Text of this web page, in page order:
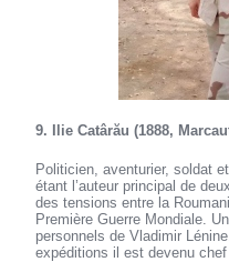
9. Ilie Catârău (1888,
Politicien, aventurier, soldat
étant l’auteur principal de
des tensions entre la
Première Guerre Mondiale.
personnels de Vladimir
expéditions il est devenu